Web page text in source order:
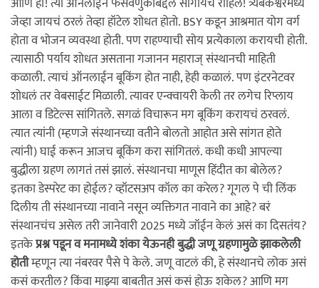
जेव्हा जायचं ठरलं तेव्हा हॉटेल शोधत होतो. BSY कडून आश्रमात योग वर्ग
होता व भोजन व्यवस्था होती. पण राहण्याची सोय प्रत्येकाला करायची होती.
त्यासाठी पर्याय शोधत असताना गजानन महाराज् संस्थानची माहिती
कळाली. त्याचं ऑनलाईन बूकिंग होत नाही, हेही कळालं. पण इंटरनेटवर
शोधलं तर वेबसाईट मिळाली. त्यावर एन्क्वायरी केली तर लगेच रिप्लाय
आला व डिटेल्स सांगितले. सगळं विचारून मग बूकिंग करायचं ठरवलं.
त्यात त्यांनी (म्हणजे संस्थानच्या वतीने बोलतो आहोत असे सांगत होते
त्यांनी) घाई करून आजच बूकिंग करा सांगितलं. कधी कधी आपल्या
बुद्धीला ग्रहण लागतं तसं झालं. संस्थानचा माणूस हिंदीत का बोलेल?
इतका डेस्परेट का होईल? व्हॉटसअप कॉल का करेल? गूगल पे ची लिंक
दिलीय ती संस्थानच्या नावाने नसून व्यक्तिगत नावाने का आहे? बरं
संस्थानचंच असेल तरी जानेवारी 2025 मध्ये जॉईन केलं असं का दिसतंय?
इतकेप्रश्न पडून व मनामध्ये शंका येऊनही बुद्धी जणू ग्रहणामुळे झाकलेली
होतीम्हणून त्या नंबरवर पैसे पे केले. जणू वाटलं की, हे संस्थानचे लोक असं
कसं करतील? किंवा माझ्या बाबतीत असं कसं होऊ शकेल? आणि मग